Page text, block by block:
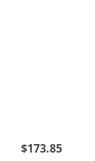
$173.85